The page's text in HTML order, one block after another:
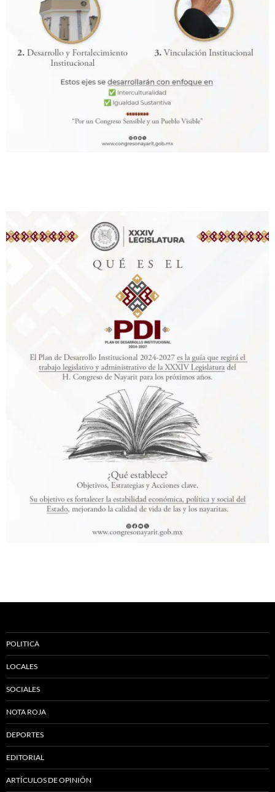
POLITICA
LOCALES
SOCIALES
NOTA ROJA
DEPORTES
EDITORIAL
ARTÍCULOS DE OPINIÓN